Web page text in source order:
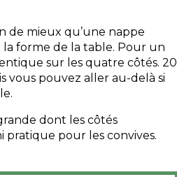
de mieux qu’une nappe
forme de la table. Pour un
sur les quatre côtés. 20
vous pouvez aller au-delà si
dont les côtés
pratique pour les convives.